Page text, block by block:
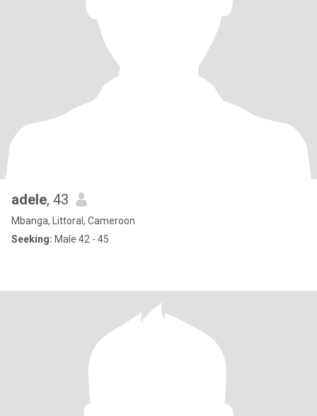
adele, 43
Mbanga, Littoral, Cameroon
Seeking: Male 42 - 45